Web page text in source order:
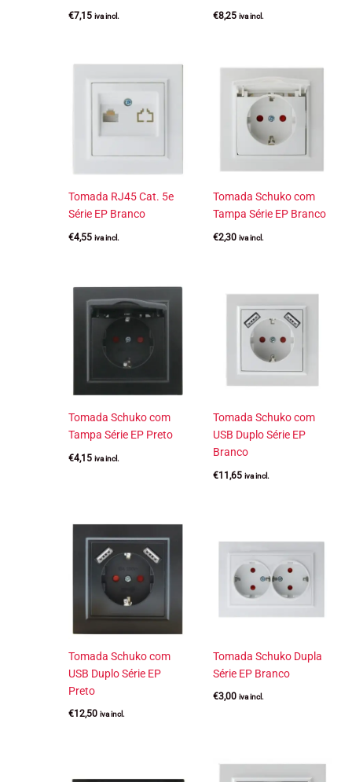
€7,15 iva incl. €8,25 iva incl.
Tomada RJ45 Cat. 5e
Série EP Branco
€4,55 iva incl.
Tomada Schuko com
Tampa Série EP Branco
€2,30 iva incl.
Tomada Schuko com
Tampa Série EP Preto
€4,15 iva incl.
Tomada Schuko com
USB Duplo Série EP
Branco
€11,65 iva incl.
Tomada Schuko com
USB Duplo Série EP
Preto
€12,50 iva incl.
Tomada Schuko Dupla
Série EP Branco
€3,00 iva incl.